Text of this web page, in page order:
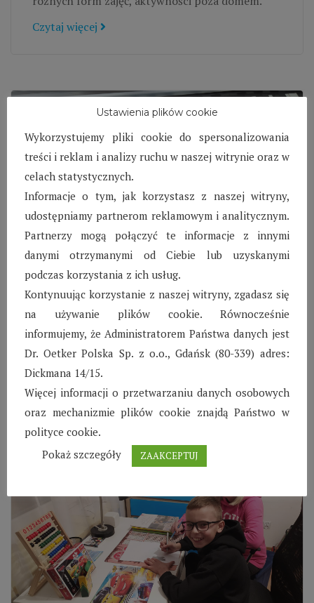
Czytaj więcej
SOS Wioska Dziecięca
w Karlinie – Październik
2022
Dzieci w październik korzystały z pomocy
korepetytorów z przedmiotów ścisłych takich jak
matematyka, fizyka czy chemia.
Czytaj więcej
Ustawienia plików cookie
Wykorzystujemy pliki cookie do spersonalizowania
treści i reklam i analizy ruchu w naszej witrynie oraz w
celach statystycznych.
Informacje o tym, jak korzystasz z naszej witryny,
udostępniamy partnerom reklamowym i analitycznym.
Partnerzy mogą połączyć te informacje z innymi
danymi otrzymanymi od Ciebie lub uzyskanymi
podczas korzystania z ich usług.
Kontynuując korzystanie z naszej witryny, zgadasz się
na używanie plików cookie. Równocześnie
informujemy, że Administratorem Państwa danych jest
Dr. Oetker Polska Sp. z o.o., Gdańsk (80-339) adres:
Dickmana 14/15.
Więcej informacji o przetwarzaniu danych osobowych
oraz mechanizmie plików cookie znajdą Państwo w
polityce cookie.
Pokaż szczegóły
ZAAKCEPTUJ